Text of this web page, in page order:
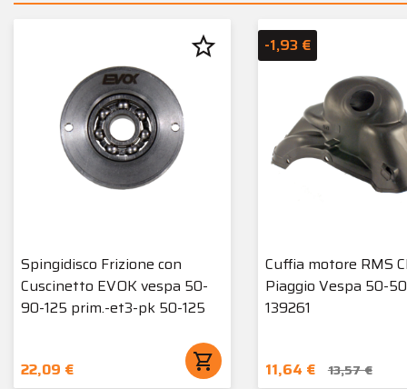
Spingidisco Frizione con
Cuscinetto EVOK vespa 50-
90-125 prim.-et3-pk 50-125
22,09 € shopping_cart
star_border
Cuffia motore RMS
Piaggio Vespa 50-
139261
11,64 € 13,57 €
-1,93 €